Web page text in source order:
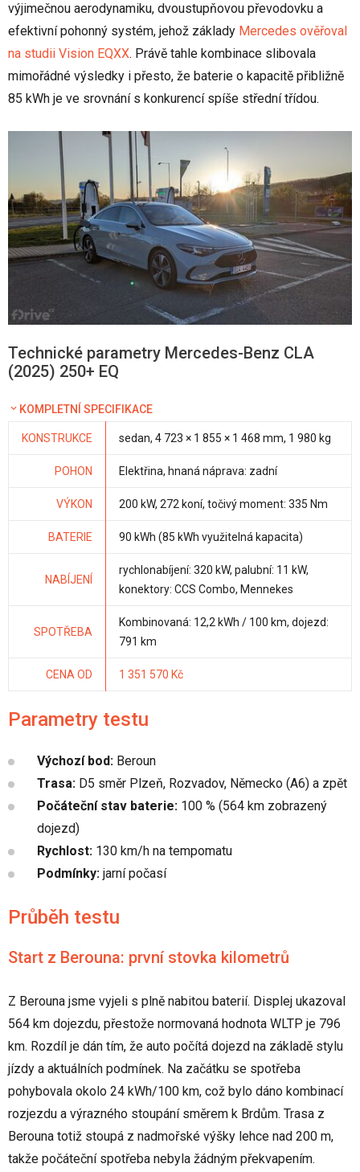
výjimečnou aerodynamiku, dvoustupňovou převodovku a
efektivní pohonný systém, jehož základy Mercedes ověřoval
na studii Vision EQXX. Právě tahle kombinace slibovala
mimořádné výsledky i přesto, že baterie o kapacitě přibližně
85 kWh je ve srovnání s konkurencí spíše střední třídou.
Technické parametry Mercedes-Benz CLA
(2025) 250+ EQ
KOMPLETNÍ SPECIFIKACE
KONSTRUKCE sedan, 4 723 × 1 855 × 1 468 mm, 1 980 kg
POHON Elektřina, hnaná náprava: zadní
VÝKON 200 kW, 272 koní, točivý moment: 335 Nm
BATERIE 90 kWh (85 kWh využitelná kapacita)
NABÍJENÍ
rychlonabíjení: 320 kW, palubní: 11 kW,
konektory: CCS Combo, Mennekes
SPOTŘEBA
Kombinovaná: 12,2 kWh / 100 km, dojezd:
791 km
CENA OD 1 351 570 Kč
Parametry testu
Výchozí bod: Beroun
Trasa: D5 směr Plzeň, Rozvadov, Německo (A6) a zpět
Počáteční stav baterie: 100 % (564 km zobrazený
dojezd)
Rychlost: 130 km/h na tempomatu
Podmínky: jarní počasí
Průběh testu
Start z Berouna: první stovka kilometrů
Z Berouna jsme vyjeli s plně nabitou baterií. Displej ukazoval
564 km dojezdu, přestože normovaná hodnota WLTP je 796
km. Rozdíl je dán tím, že auto počítá dojezd na základě stylu
jízdy a aktuálních podmínek. Na začátku se spotřeba
pohybovala okolo 24 kWh/100 km, což bylo dáno kombinací
rozjezdu a výrazného stoupání směrem k Brdům. Trasa z
Berouna totiž stoupá z nadmořské výšky lehce nad 200 m,
takže počáteční spotřeba nebyla žádným překvapením.